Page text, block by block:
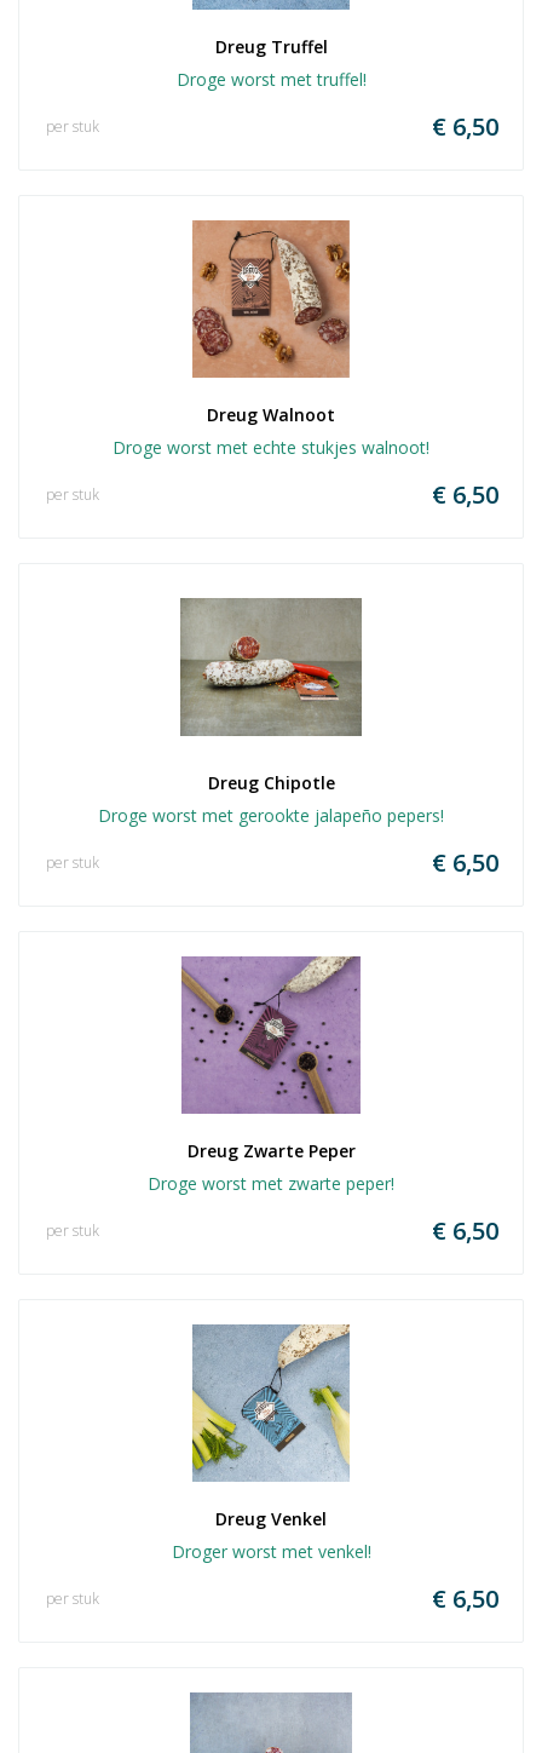
Dreug Truffel
Droge worst met truffel!
€ 6,50
per stuk
Dreug Walnoot
Droge worst met echte stukjes walnoot!
€ 6,50
per stuk
Dreug Chipotle
Droge worst met gerookte jalapeño pepers!
€ 6,50
per stuk
Dreug Zwarte Peper
Droge worst met zwarte peper!
€ 6,50
per stuk
Dreug Venkel
Droger worst met venkel!
€ 6,50
per stuk